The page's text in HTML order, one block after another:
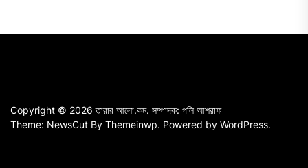
Copyright © 2026তারার আলো.কম. সম্পাদক: পলি আশরাফ
Theme: NewsCut By Themeinwp. Powered by WordPress.